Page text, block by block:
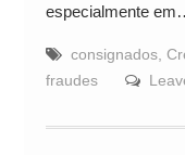
especialmente
consignados,
fraudes